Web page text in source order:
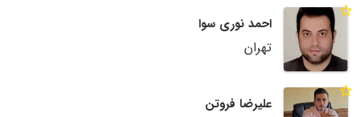
احمد نوری سوا
تهران
علیرضا فروتن